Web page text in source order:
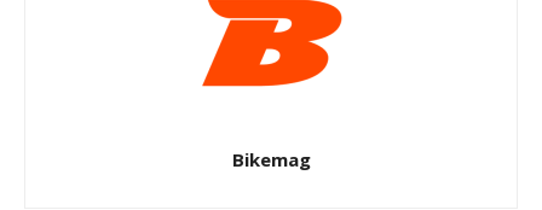
Bikemag